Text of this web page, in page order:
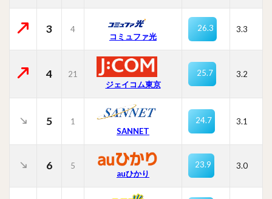
3 4
コミュファ光
26.3 3.3
4
21
ジェイコム東京
25.7 3.2
5
1
SANNET
24.7 3.1
6
5
auひかり
23.9 3.0